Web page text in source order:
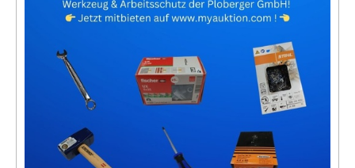
AGB, Nutzungsbedingungen
Impressum